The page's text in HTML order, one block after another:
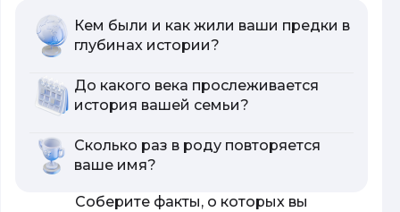
Кем были и как жили ваши предки в
глубинах истории?
До какого века прослеживается
история вашей семьи?
Сколько раз в роду повторяется
ваше имя?
Соберите факты, о которых вы